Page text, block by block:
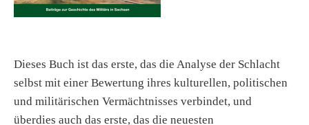
Dieses Buch ist das erste, das die Analyse der Schlacht
selbst mit einer Bewertung ihres kulturellen, politischen
und militärischen Vermächtnisses verbindet, und
überdies auch das erste, das die neuesten